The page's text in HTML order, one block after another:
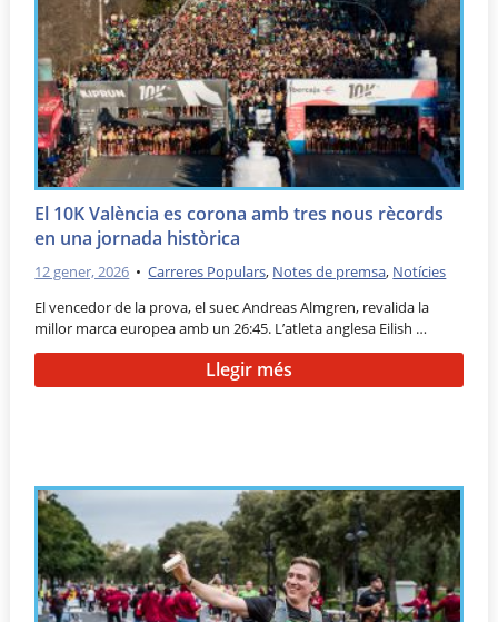
El 10K València es corona amb tres nous rècords
en una jornada històrica
12 gener, 2026 •Carreres Populars, Notes de premsa, Notícies
El vencedor de la prova, el suec Andreas Almgren, revalida la
millor marca europea amb un 26:45. L’atleta anglesa Eilish …
Llegir més